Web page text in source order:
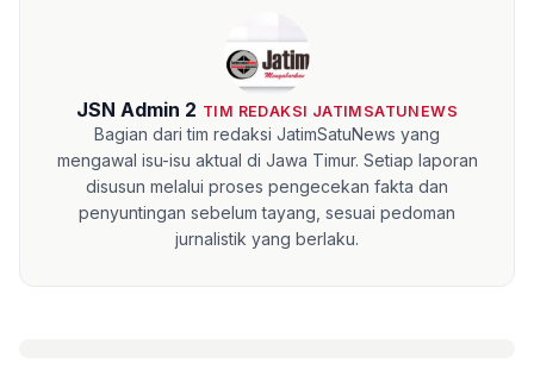
JSN Admin 2 TIM REDAKSI JATIMSATUNEWS
Bagian dari tim redaksi JatimSatuNews yang
mengawal isu-isu aktual di Jawa Timur. Setiap laporan
disusun melalui proses pengecekan fakta dan
penyuntingan sebelum tayang, sesuai pedoman
jurnalistik yang berlaku.